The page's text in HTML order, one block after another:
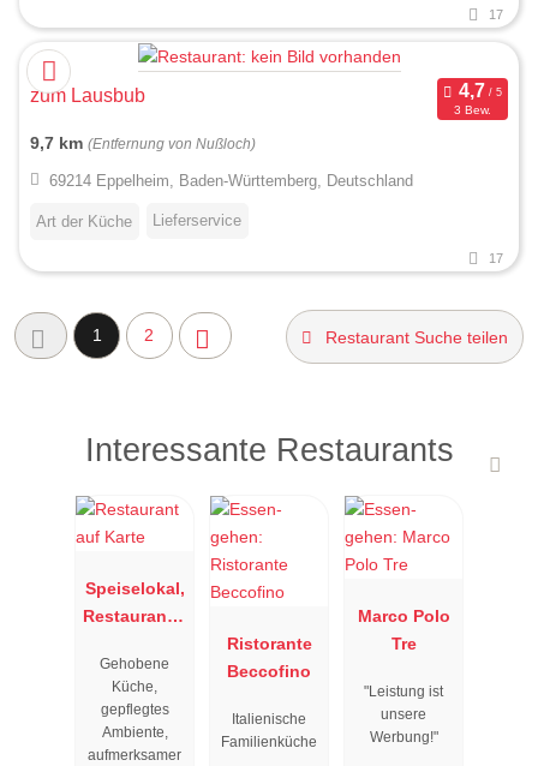
17
zum Lausbub
3 Bew.
9,7 km (Entfernung von Nußloch)
69214 Eppelheim, Baden-Württemberg, Deutschland
Art der Küche Lieferservice
17
1 2 Restaurant Suche teilen
Interessante Restaurants
Speiselokal,
Restaurant "
"
Gehobene
Küche,
gepflegtes
Ambiente,
aufmerksamer
Ristorante
Beccofino
Italienische
Familienküche
Marco Polo
Tre
"Leistung ist
unsere
Werbung!"